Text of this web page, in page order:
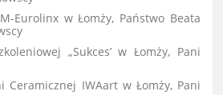
Eurolinx w Łomży, Państwo Beata
„Sukces’ w Łomży, Pani
Ceramicznej IWAart w Łomży, Pani